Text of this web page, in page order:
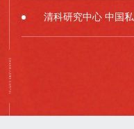
清科研究中心 中国